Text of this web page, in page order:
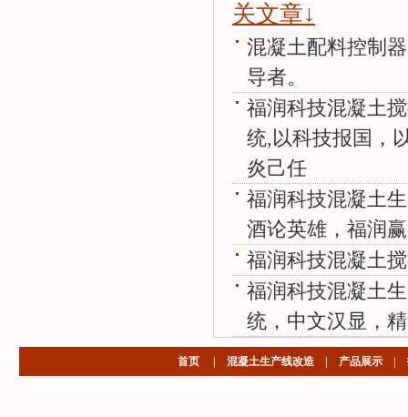
关文章↓
混凝土配料控制
导者。
福润科技混凝土
统,以科技报国，
炎己任
福润科技混凝土
酒论英雄，福润
福润科技混凝土
福润科技混凝土
统，中文汉显，
首页 混凝土生产线改造 产品展示